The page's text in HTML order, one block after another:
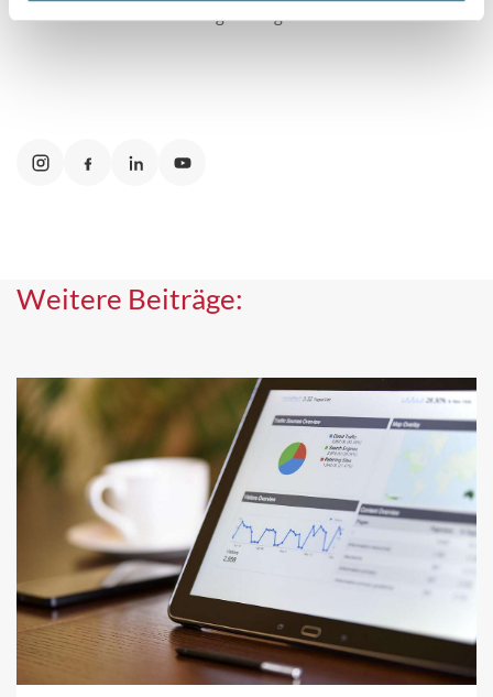
unsere natürlichen Lebensgrundlagen.“
Weitere Beiträge: